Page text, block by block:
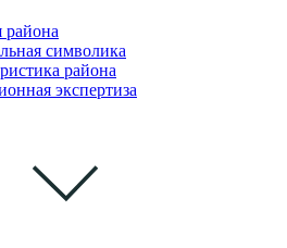
района
символика
района
экспертиза